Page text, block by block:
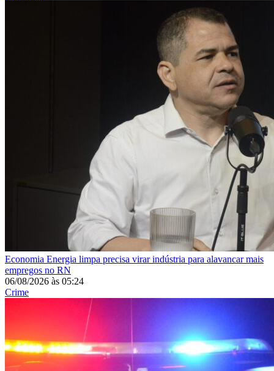
Economia Energia limpa precisa virar indústria para alavancar mais
empregos no RN
06/08/2026 às 05:24
Crime